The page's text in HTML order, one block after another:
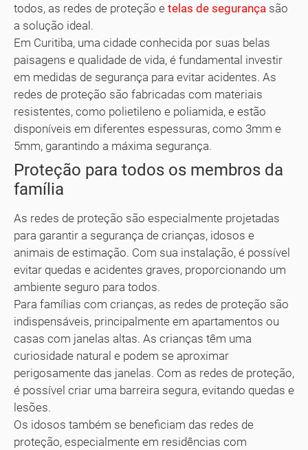
todos, as redes de proteção e telas de segurança são
a solução ideal.
Em Curitiba, uma cidade conhecida por suas belas
paisagens e qualidade de vida, é fundamental investir
em medidas de segurança para evitar acidentes. As
redes de proteção são fabricadas com materiais
resistentes, como polietileno e poliamida, e estão
disponíveis em diferentes espessuras, como 3mm e
5mm, garantindo a máxima segurança.
Proteção para todos os membros da
família
As redes de proteção são especialmente projetadas
para garantir a segurança de crianças, idosos e
animais de estimação. Com sua instalação, é possível
evitar quedas e acidentes graves, proporcionando um
ambiente seguro para todos.
Para famílias com crianças, as redes de proteção são
indispensáveis, principalmente em apartamentos ou
casas com janelas altas. As crianças têm uma
curiosidade natural e podem se aproximar
perigosamente das janelas. Com as redes de proteção,
é possível criar uma barreira segura, evitando quedas e
lesões.
Os idosos também se beneficiam das redes de
proteção, especialmente em residências com